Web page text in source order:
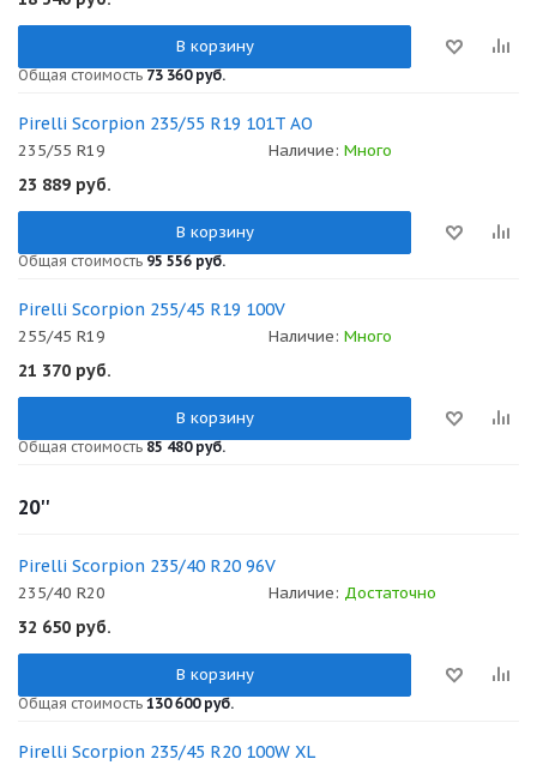
В корзину
Общая стоимость 73 360 руб.
Pirelli Scorpion 235/55 R19 101T AO
235/55 R19 Наличие: Много
23 889 руб.
В корзину
Общая стоимость 95 556 руб.
Pirelli Scorpion 255/45 R19 100V
255/45 R19 Наличие: Много
21 370 руб.
В корзину
Общая стоимость 85 480 руб.
20''
Pirelli Scorpion 235/40 R20 96V
235/40 R20 Наличие: Достаточно
32 650 руб.
В корзину
Общая стоимость 130 600 руб.
Pirelli Scorpion 235/45 R20 100W XL